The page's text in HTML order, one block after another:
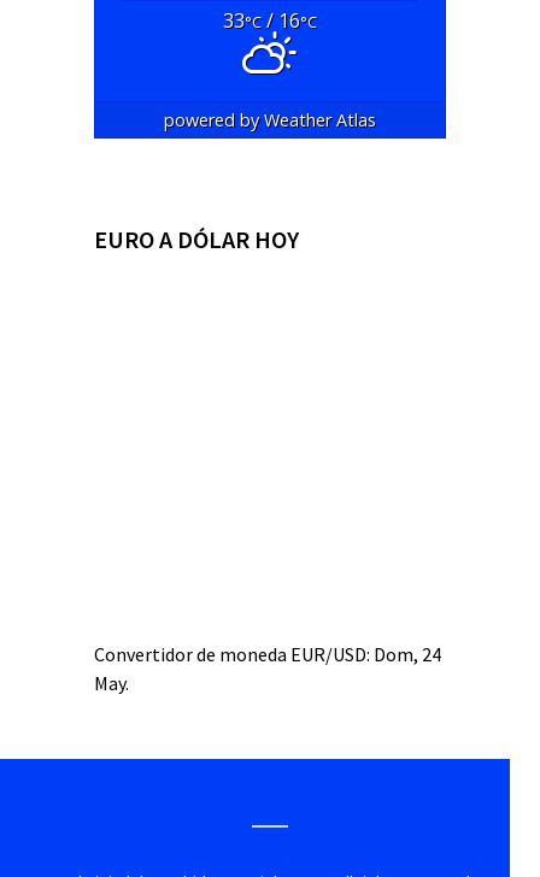
33°C/ 16°C
powered byWeather Atlas
EURO A DÓLAR HOY
Convertidor de moneda EUR/USD: Dom, 24
May.